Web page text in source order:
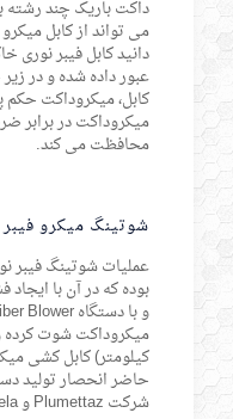
می تواند از کابل
دانید کابل فیبر نوری
عبور داده شده و در
کابل، میکروداکت حکم
میکروداکت در برابر
محافظت می کند.
شوتینگ میکرو
عملیات شوتینگ فیبر
بوده که در آن با
کیلومتر) کابل کشی
حاضر انحصار تولید
شرکت Plumettaz و Bagela است.